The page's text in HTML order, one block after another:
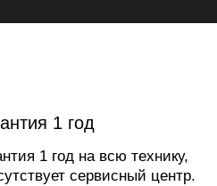
1 год
1 год на всю технику,
сервисный центр.